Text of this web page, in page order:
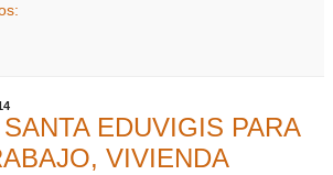
EDUVIGIS PARA
VIVIENDA